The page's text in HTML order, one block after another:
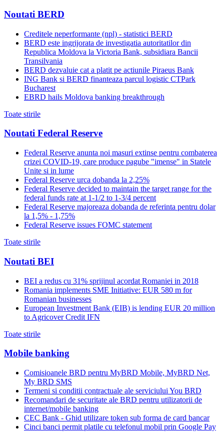
Noutati BERD
Creditele neperformante (npl) - statistici BERD
BERD este ingrijorata de investigatia autoritatilor din
Republica Moldova la Victoria Bank, subsidiara Bancii
Transilvania
BERD dezvaluie cat a platit pe actiunile Piraeus Bank
ING Bank si BERD finanteaza parcul logistic CTPark
Bucharest
EBRD hails Moldova banking breakthrough
Toate stirile
Noutati Federal Reserve
Federal Reserve anunta noi masuri extinse pentru combaterea
crizei COVID-19, care produce pagube "imense" in Statele
Unite si in lume
Federal Reserve urca dobanda la 2,25%
Federal Reserve decided to maintain the target range for the
federal funds rate at 1-1/2 to 1-3/4 percent
Federal Reserve majoreaza dobanda de referinta pentru dolar
la 1,5% - 1,75%
Federal Reserve issues FOMC statement
Toate stirile
Noutati BEI
BEI a redus cu 31% sprijinul acordat Romaniei in 2018
Romania implements SME Initiative: EUR 580 m for
Romanian businesses
European Investment Bank (EIB) is lending EUR 20 million
to Agricover Credit IFN
Toate stirile
Mobile banking
Comisioanele BRD pentru MyBRD Mobile, MyBRD Net,
My BRD SMS
Termeni si conditii contractuale ale serviciului You BRD
Recomandari de securitate ale BRD pentru utilizatorii de
internet/mobile banking
CEC Bank - Ghid utilizare token sub forma de card bancar
Cinci banci permit platile cu telefonul mobil prin Google Pay